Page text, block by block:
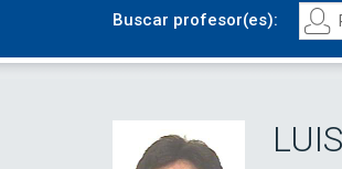
Buscar profesor(es):